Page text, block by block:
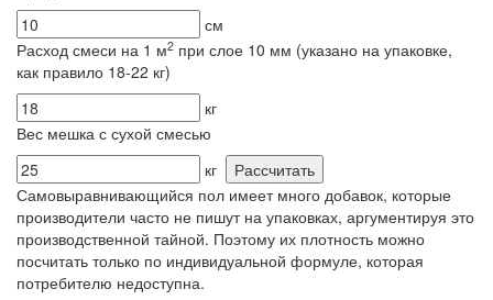
см
Расход смеси на 1 м2 при слое 10 мм (указано на упаковке,
как правило 18-22 кг)
кг
Вес мешка с сухой смесью
кг
Рассчитать
Самовыравнивающийся пол имеет много добавок, которые
производители часто не пишут на упаковках, аргументируя это
производственной тайной. Поэтому их плотность можно
посчитать только по индивидуальной формуле, которая
потребителю недоступна.